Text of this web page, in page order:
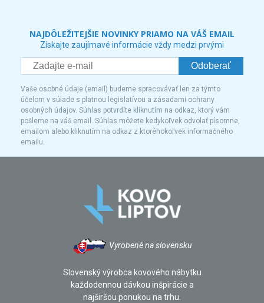
NAJDÔLEŽITEJŠIE NOVINKY PRIAMO NA VÁŠ EMAIL
Získajte zaujímavé informácie vždy medzi prvými
Odoberať
Vaše osobné údaje (email) budeme spracovávať len za týmto
účelom v súlade s platnou legislatívou a zásadami ochrany
osobných údajov. Súhlas potvrdíte kliknutím na odkaz, ktorý vám
pošleme na váš email. Súhlas môžete kedykoľvek odvolať písomne,
emailom alebo kliknutím na odkaz z ktoréhokoľvek informačného
emailu.
Vyrobené na slovensku
Slovenský výrobca kovového nábytku
každodennou dávkou inšpirácie a
najširšou ponukou na trhu.